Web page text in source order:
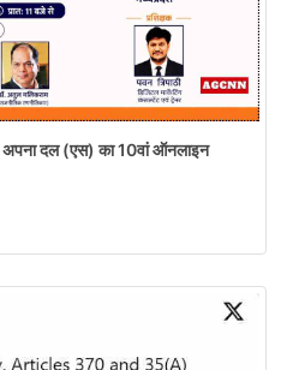
अपना दल (एस) का 10वां ऑनलाइन